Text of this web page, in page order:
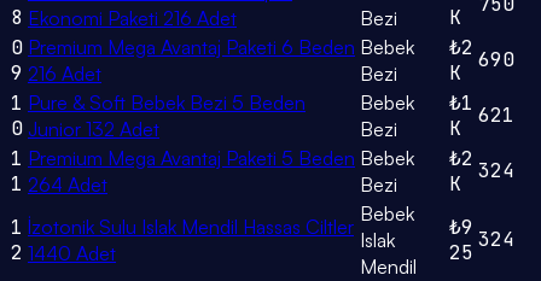
8 Ekonomi Paketi 216 Adet
Bezi
K
0
9
Premium Mega Avantaj Paketi 6 Beden
216 Adet
Bebek
Bezi
₺2
K
690
1
0
Pure & Soft Bebek Bezi 5 Beden
Junior 132 Adet
Bebek
Bezi
₺1
K
621
1
1
Premium Mega Avantaj Paketi 5 Beden
264 Adet
Bebek
Bezi
₺2
K
324
1
2
İzotonik Sulu Islak Mendil Hassas Ciltler
1440 Adet
Bebek
Islak
Mendil
₺9
25
324